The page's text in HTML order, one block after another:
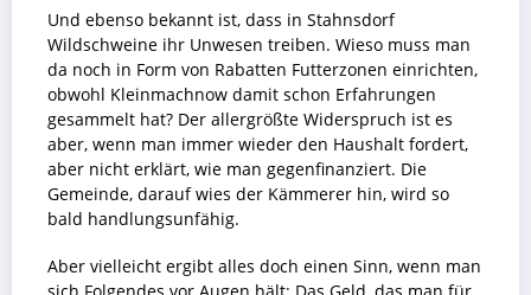
Und ebenso bekannt ist, dass in Stahnsdorf
Wildschweine ihr Unwesen treiben. Wieso muss man
da noch in Form von Rabatten Futterzonen einrichten,
obwohl Kleinmachnow damit schon Erfahrungen
gesammelt hat? Der allergrößte Widerspruch ist es
aber, wenn man immer wieder den Haushalt fordert,
aber nicht erklärt, wie man gegenfinanziert. Die
Gemeinde, darauf wies der Kämmerer hin, wird so
bald handlungsunfähig.
Aber vielleicht ergibt alles doch einen Sinn, wenn man